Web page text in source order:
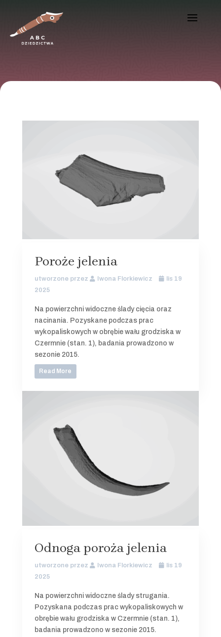
Poroże jelenia
utworzone przez Iwona Florkiewicz
lis 19
2025
Na powierzchni widoczne ślady cięcia oraz
nacinania. Pozyskane podczas prac
wykopaliskowych w obrębie wału grodziska w
Czermnie (stan. 1), badania prowadzono w
sezonie 2015.
Read More
Odnoga poroża jelenia
utworzone przez Iwona Florkiewicz
lis 19
2025
Na powierzchni widoczne ślady strugania.
Pozyskana podczas prac wykopaliskowych w
obrębie wału grodziska w Czermnie (stan. 1),
badania prowadzono w sezonie 2015.